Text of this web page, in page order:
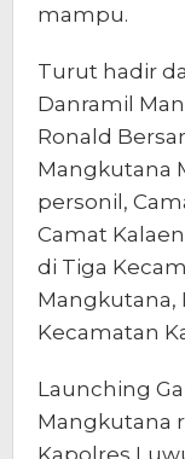
mampu.
Turut hadir
Danramil
Ronald
Mangkutana
personil,
Camat
di Tiga
Mangkutana,
Kecamatan
Launching
Mangkutana
Kapolres